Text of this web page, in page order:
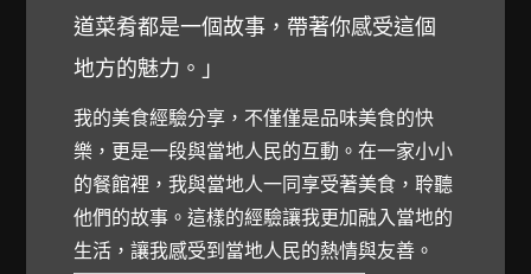
道菜肴都是一個故事，帶著你感受這個
地方的魅力。」
我的美食經驗分享，不僅僅是品味美食的快
樂，更是一段與當地人民的互動。在一家小小
的餐館裡，我與當地人一同享受著美食，聆聽
他們的故事。這樣的經驗讓我更加融入當地的
生活，讓我感受到當地人民的熱情與友善。